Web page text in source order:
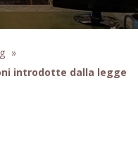
»
introdotte dalla legge